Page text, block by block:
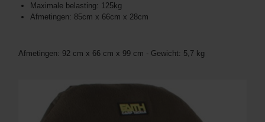
Maximale belasting: 125kg
Afmetingen: 85cm x 66cm x 28cm
Afmetingen: 92 cm x 66 cm x 99 cm - Gewicht: 5,7 kg